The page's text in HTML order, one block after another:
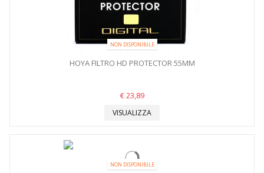
NON DISPONIBILE
HOYA FILTRO HD PROTECTOR 55MM
€ 23,89
VISUALIZZA
NON DISPONIBILE